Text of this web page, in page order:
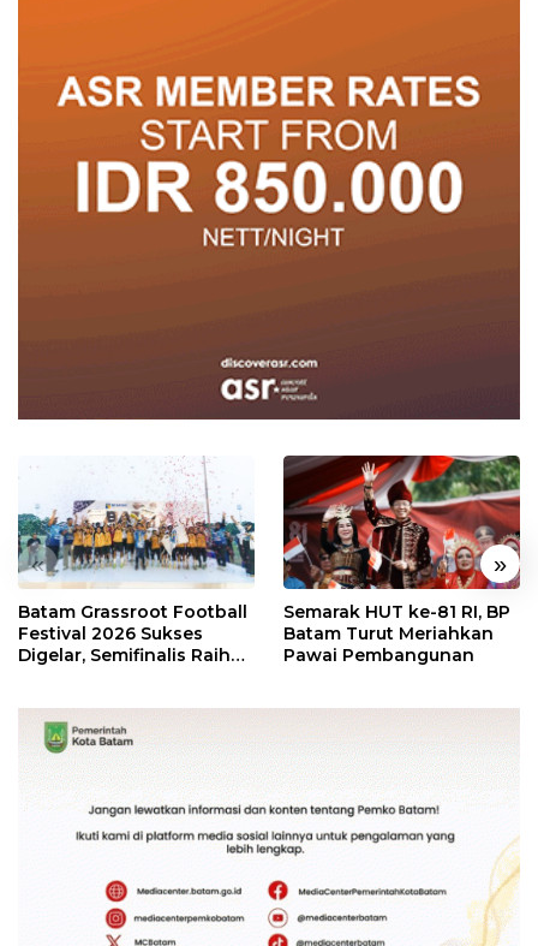
« »
Batam Grassroot Football
Festival 2026 Sukses
Digelar, Semifinalis Raih
Semarak HUT ke-81 RI, BP
Batam Turut Meriahkan
Pawai Pembangunan